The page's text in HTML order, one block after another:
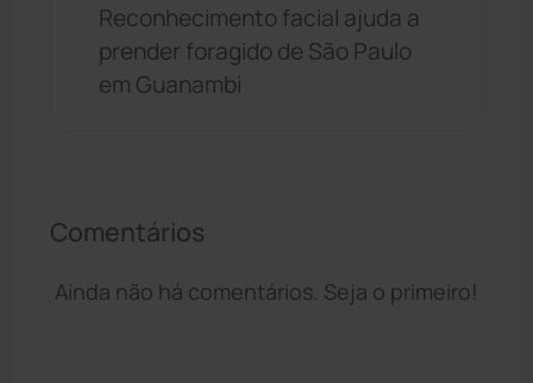
Reconhecimento facial ajuda a
prender foragido de São Paulo
em Guanambi
Comentários
Ainda não há comentários. Seja o primeiro!